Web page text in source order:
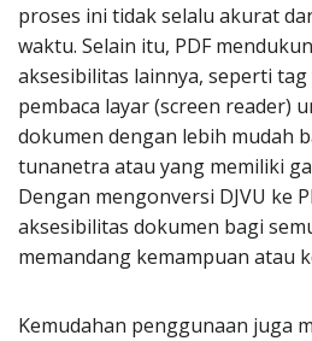
proses ini tidak selalu akurat
waktu. Selain itu, PDF
aksesibilitas lainnya, seperti
pembaca layar (screen reader)
dokumen dengan lebih mudah
tunanetra atau yang memiliki
Dengan mengonversi DJVU ke
aksesibilitas dokumen bagi
memandang kemampuan atau
Kemudahan penggunaan juga